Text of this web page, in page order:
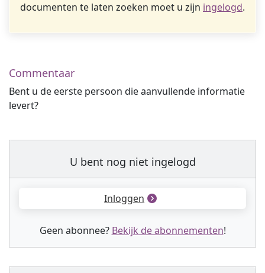
documenten te laten zoeken moet u zijn ingelogd.
Commentaar
Bent u de eerste persoon die aanvullende informatie
levert?
U bent nog niet ingelogd
Inloggen
Geen abonnee? Bekijk de abonnementen!